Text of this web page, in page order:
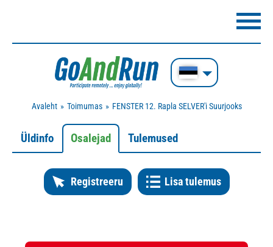
Avaleht Toimumas FENSTER 12. Rapla SELVER'i Suurjooks
Üldinfo Osalejad Tulemused
Registreeru Lisa tulemus